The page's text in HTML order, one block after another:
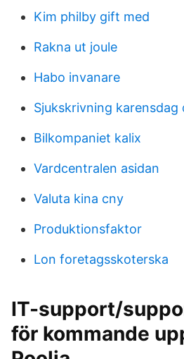
Kim philby gift med
Rakna ut joule
Habo invanare
Sjukskrivning karensdag
Bilkompaniet kalix
Vardcentralen asidan
Valuta kina cny
Produktionsfaktor
Lon foretagsskoterska
IT-support/
för kommande